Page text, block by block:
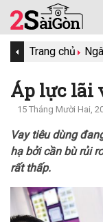
Trang chủ
Áp lực lãi
15 Tháng Mười Hai,
Vay tiêu dùng
hạ bởi cần bù rủi
rất thấp.